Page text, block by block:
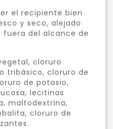
el recipiente bien
y seco, alejado
fuera del alcance de
cloruro
tribásico, cloruro de
de potasio,
lecitinas
maltodextrina,
cloruro de